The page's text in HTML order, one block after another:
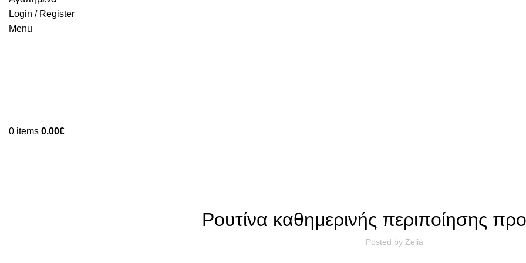
Login / Register
Menu
0 items 0.00€
Ρουτίνα καθημερινής περιποίησης
Posted by Zelia